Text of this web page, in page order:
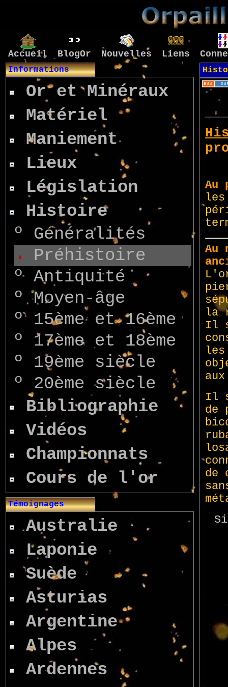
Accueil BlogOr Nouvelles Liens
Informations
Or et Minéraux
Matériel
Maniement
Lieux
Législation
Histoire
º
Généralités
Préhistoire
º Antiquité
º
Moyen-âge
º 15ème et 16ème
º
17ème et 18ème
º
19ème siècle
º
20ème siècle
Bibliographie
Vidéos
Championnats
Cours de l'or
Témoignages
Australie
Laponie
Suède
Asturias
Argentine
Alpes
Ardennes